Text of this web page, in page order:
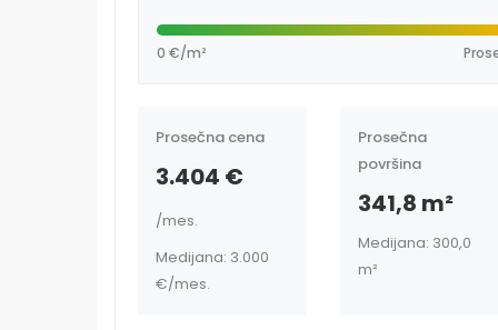
0 €/m²
Prosečna cena
3.404 €
/mes.
Medijana: 3.000
€/mes.
Prosečna
površina
341,8 m²
Medijana: 300,0
m²